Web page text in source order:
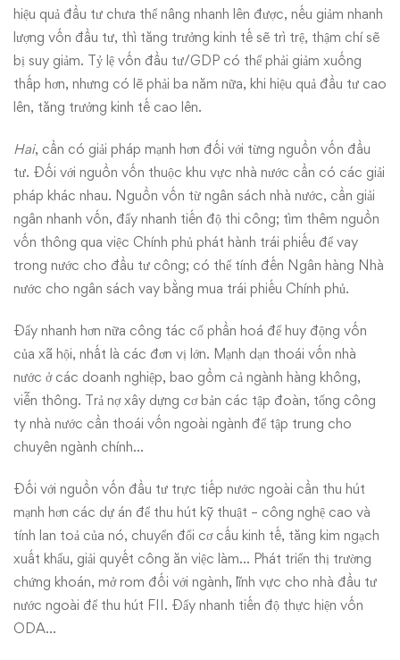
hiệu quả đầu tư chưa thể nâng nhanh lên được, nếu giảm nhanh
lượng vốn đầu tư, thì tăng trưởng kinh tế sẽ trì trệ, thậm chí sẽ
bị suy giảm. Tỷ lệ vốn đầu tư/GDP có thể phải giảm xuống
thấp hơn, nhưng có lẽ phải ba năm nữa, khi hiệu quả đầu tư cao
lên, tăng trưởng kinh tế cao lên.
Hai, cần có giải pháp mạnh hơn đối với từng nguồn vốn đầu
tư. Đối với nguồn vốn thuộc khu vực nhà nước cần có các giải
pháp khác nhau. Nguồn vốn từ ngân sách nhà nước, cần giải
ngân nhanh vốn, đẩy nhanh tiến độ thi công; tìm thêm nguồn
vốn thông qua việc Chính phủ phát hành trái phiếu để vay
trong nước cho đầu tư công; có thể tính đến Ngân hàng Nhà
nước cho ngân sách vay bằng mua trái phiếu Chính phủ.
Đẩy nhanh hơn nữa công tác cổ phần hoá để huy động vốn
của xã hội, nhất là các đơn vị lớn. Mạnh dạn thoái vốn nhà
nước ở các doanh nghiệp, bao gồm cả ngành hàng không,
viễn thông. Trả nợ xây dựng cơ bản các tập đoàn, tổng công
ty nhà nước cần thoái vốn ngoài ngành để tập trung cho
chuyên ngành chính…
Đối với nguồn vốn đầu tư trực tiếp nước ngoài cần thu hút
mạnh hơn các dự án để thu hút kỹ thuật – công nghệ cao và
tính lan toả của nó, chuyển đổi cơ cấu kinh tế, tăng kim ngạch
xuất khẩu, giải quyết công ăn việc làm… Phát triển thị trường
chứng khoán, mở rom đối với ngành, lĩnh vực cho nhà đầu tư
nước ngoài để thu hút FII. Đẩy nhanh tiến độ thực hiện vốn
ODA…